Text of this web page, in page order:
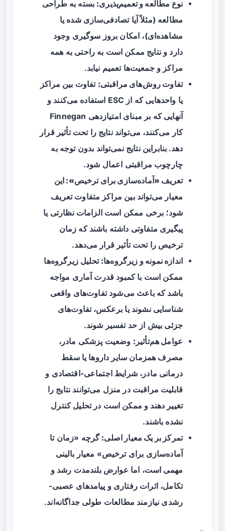
نوع مطالعه و تعمیم‌پذیری: بسته به طراحی
مطالعه (مثلاً آیا تصادفی‌سازی شده یا
مشاهده‌ای)، امکان بروز سوگیری وجود
دارد و نتایج ممکن است به راحتی به همه
مراکز و جمعیت‌ها تعمیم نیابد.
تفاوت روش‌های مراقبتی: تفاوت بین مراکز
یا واحدهایی که از ESC استفاده می‌کنند و
آنهایی که بر مبنای امتیازدهی Finnegan
کار می‌کنند، می‌تواند نتایج را تحت تأثیر قرار
دهد. بنابراین نتایج نمی‌تواند بدون توجه به
چارچوب مراقبتی اعمال شود.
تعریف «آماده‌سازی برای ترخیص»: این
معیار می‌تواند بین مراکز متفاوت تعریف
شود؛ برخی ممکن است الزامات نظارتی یا
پیگیری متفاوتی داشته باشند که زمان
ترخیص را تحت تأثیر قرار می‌دهد.
اندازه نمونه و زیرگروه‌ها: تحلیل زیرگروه‌ها
ممکن است با کمبود قدرت آماری مواجه
باشد که باعث می‌شود تفاوت‌های واقعی
شناسایی نشوند یا برعکس، تفاوت‌های
جزئی بیش از حد تفسیر شوند.
عوامل هم‌تأثیر: وضعیت پزشکی مادر،
مصرف همزمان سایر داروها یا سقط
درمانی مادر، شرایط اجتماعی-اقتصادی و
قابلیت مراقبت در منزل می‌توانند نتایج را
تغییر دهند و ممکن است در تحلیل کنترل
نشده باشند.
تمرکز بر یک معیار اصلی: گرچه «زمان تا
آماده‌سازی برای ترخیص» معیار بالینی
مهمی است، اما عوارض بلندمدت رشد و
تکامل، اثرات رفتاری و پیامدهای عصبی-
رشدی نیازمند مطالعات طولی جداگانه‌اند.